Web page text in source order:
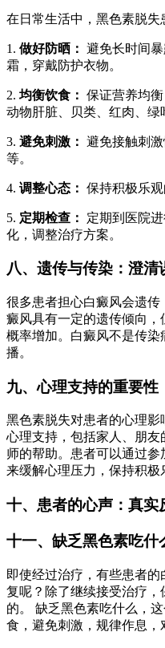
在日常生活中，黑色素脱失
1. 做好防晒： 避免长时间
霜，穿戴防护衣物。
2. 均衡饮食： 保证营养均
动物肝脏、贝类、红肉、绿
3. 避免刺激： 避免接触刺
等。
4. 调整心态： 保持积极乐
5. 定期检查：
定期到医院
化，调整治疗方案。
八、遗传与传染：澄清
很多患者担心白癜风会遗
癜风具有一定的遗传倾向
概率增加。白癜风不是传
播。
九、心理支持的重要性
黑色素脱失对患者的心理
心理支持，包括家人、朋
师的帮助。患者可以通过
来缓解心理压力，保持积极
十、患者的心声：真实
十一、缺乏黑色素吃什
即使经过治疗，有些患者
复呢？除了继续接受治疗
的。 缺乏黑色素吃什么，
食，避免刺激，规律作息，